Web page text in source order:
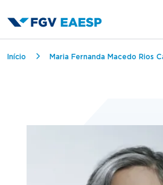
Trilha de navegação
Início Maria Fernanda Macedo Rios